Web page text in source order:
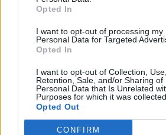
Opted In
I want to opt-out of processing my
Personal Data for Targeted
Opted In
I want to opt-out of Collection, Use,
Retention, Sale, and/or Sharing of
Personal Data that Is Unrelated
Purposes for which it was collected.
Opted Out
CONFIRM
Žinios | IT ir mokslas
Žaidimų naujienos: „Wolfenstein“
nacius
Žinios | IT ir mokslas
Žaidimų naujienos: visų laikų žaidimų